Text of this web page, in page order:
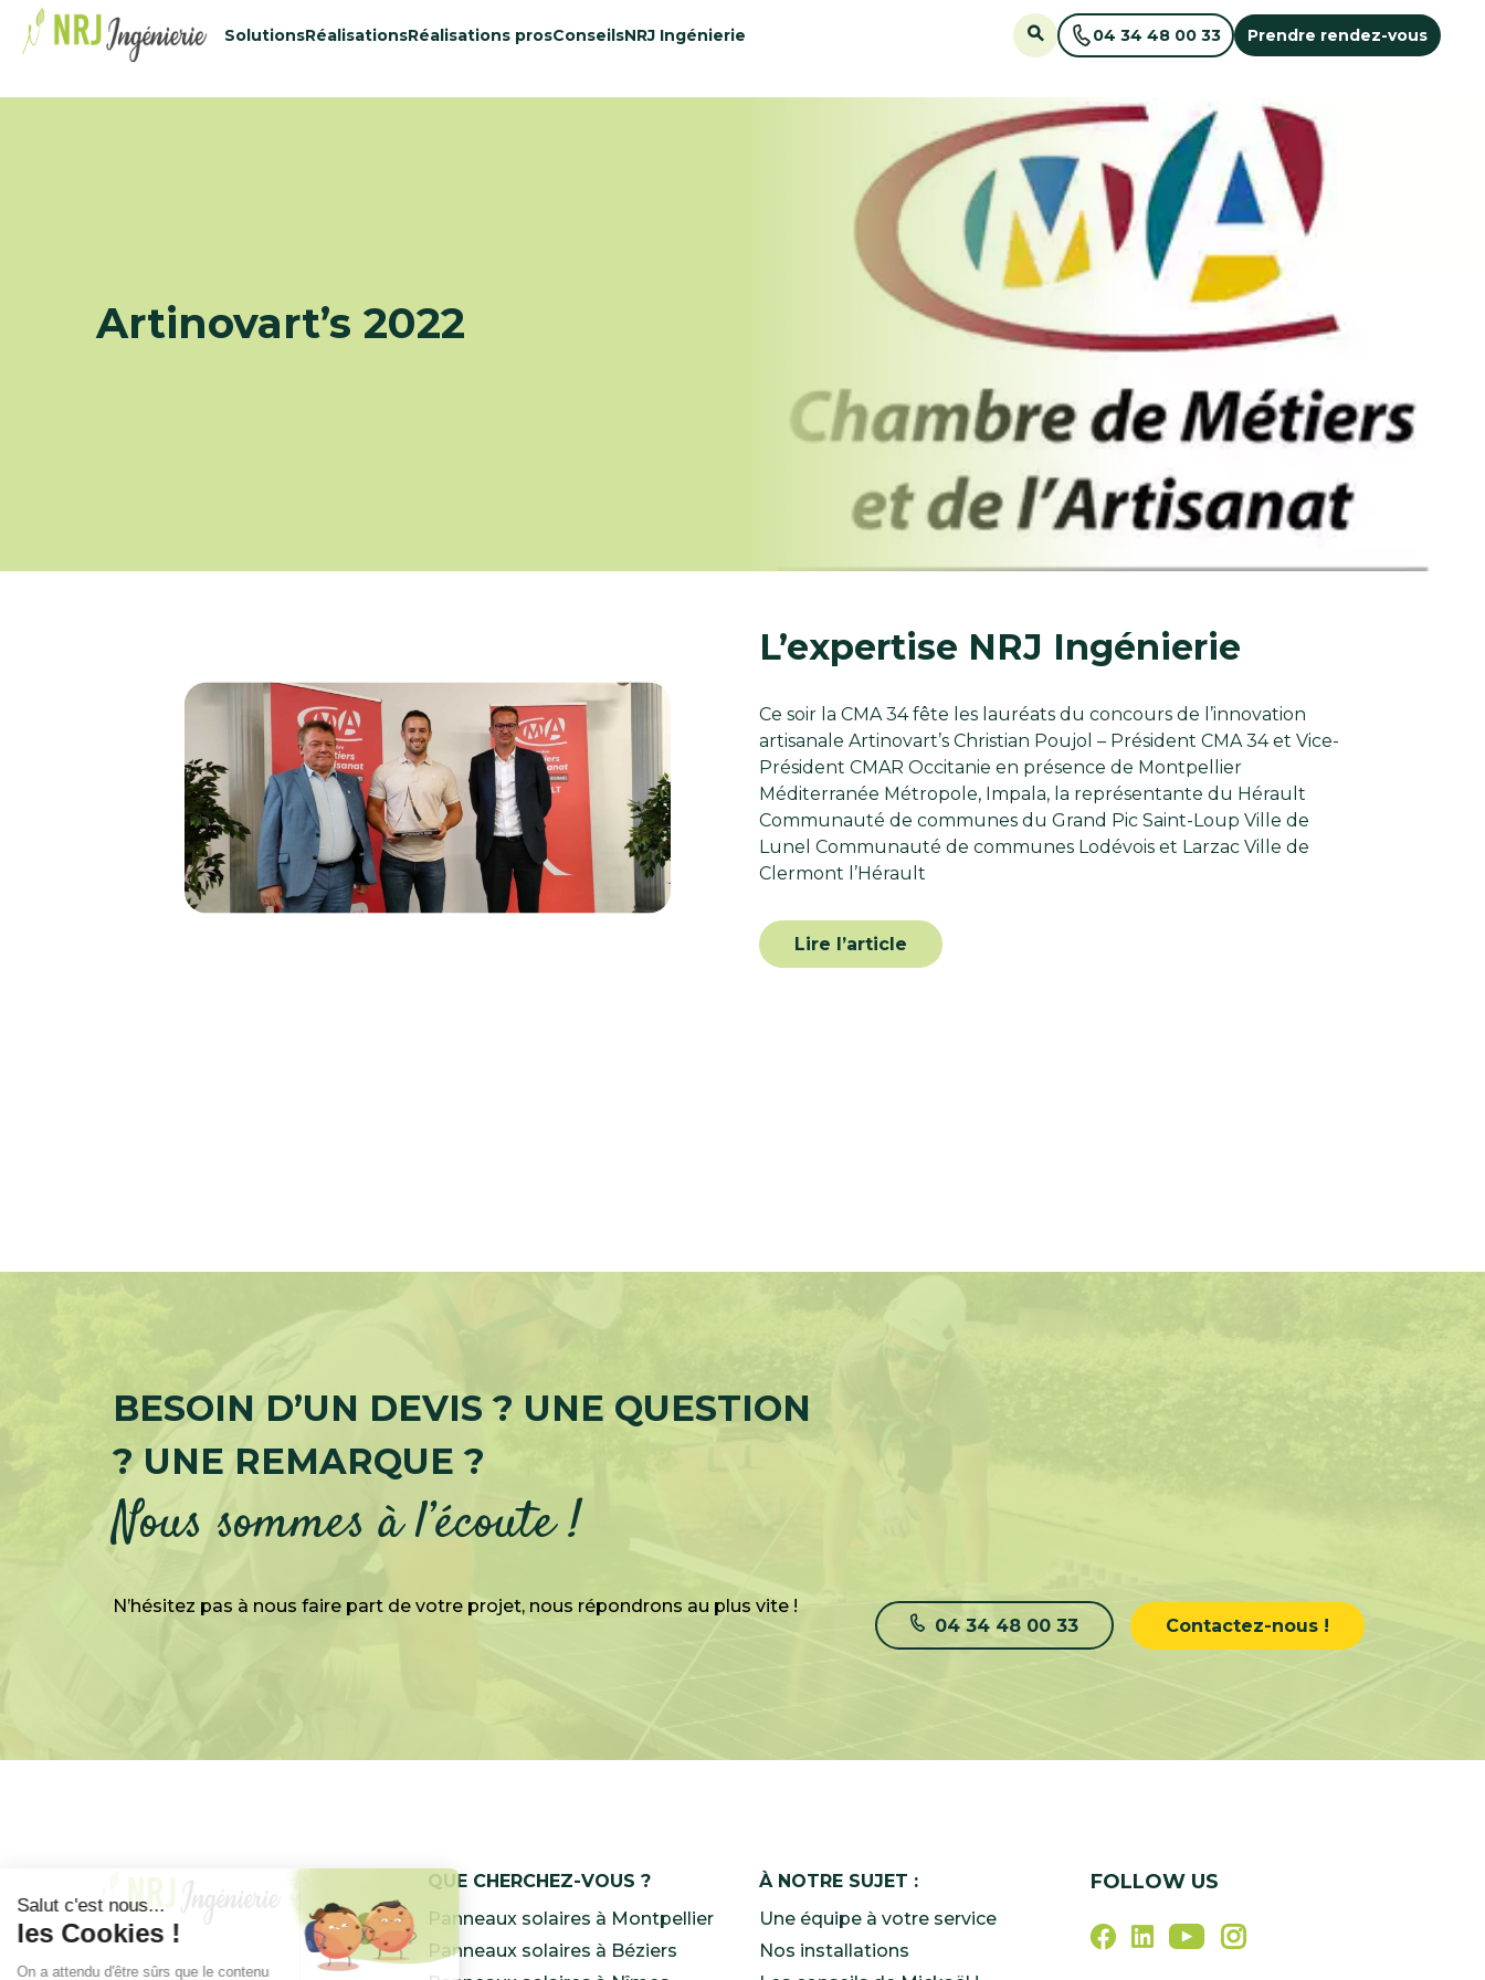
48434515
SolutionsRéalisationsRéalisations prosConseilsNRJ Ingénierie 04 34 48 00 33 Prendre rendez-vous
Artinovart’s 2022
L’expertise NRJ Ingénierie
Ce soir la CMA 34 fête les lauréats du concours de l’innovation
artisanale Artinovart’s Christian Poujol – Président CMA 34 et Vice-
Président CMAR Occitanie en présence de Montpellier
Méditerranée Métropole, Impala, la représentante du Hérault
Communauté de communes du Grand Pic Saint-Loup Ville de
Lunel Communauté de communes Lodévois et Larzac Ville de
Clermont l’Hérault
Lire l’article
BESOIN D’UN DEVIS ? UNE QUESTION
? UNE REMARQUE ?
Nous sommes à l’écoute !
N’hésitez pas à nous faire part de votre projet, nous répondrons au plus vite !
04 34 48 00 33
Contactez-nous !
QUE CHERCHEZ-VOUS ?
Panneaux solaires à Montpellier
Panneaux solaires à Béziers
À NOTRE SUJET :
Une équipe à votre service
Nos installations
FOLLOW US